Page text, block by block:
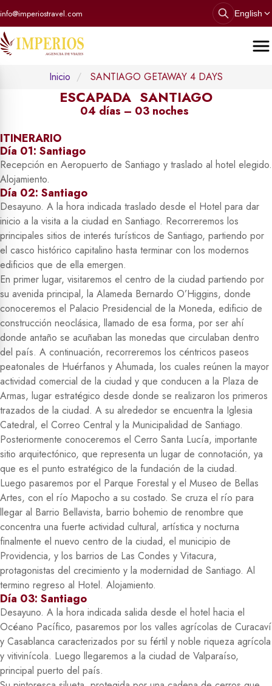
info@imperiostravel.com English
Inicio SANTIAGO GETAWAY 4 DAYS
ESCAPADA SANTIAGO
04 días – 03 noches
ITINERARIO
Día 01: Santiago
Recepción en Aeropuerto de Santiago y traslado al hotel elegido.
Alojamiento.
Día 02: Santiago
Desayuno. A la hora indicada traslado desde el Hotel para dar
inicio a la visita a la ciudad en Santiago. Recorreremos los
principales sitios de interés turísticos de Santiago, partiendo por
el casco histórico capitalino hasta terminar con los modernos
edificios que de ella emergen.
En primer lugar, visitaremos el centro de la ciudad partiendo por
su avenida principal, la Alameda Bernardo O’Higgins, donde
conoceremos el Palacio Presidencial de la Moneda, edificio de
construcción neoclásica, llamado de esa forma, por ser ahí
donde antaño se acuñaban las monedas que circulaban dentro
del país. A continuación, recorreremos los céntricos paseos
peatonales de Huérfanos y Ahumada, los cuales reúnen la mayor
actividad comercial de la ciudad y que conducen a la Plaza de
Armas, lugar estratégico desde donde se realizaron los primeros
trazados de la ciudad. A su alrededor se encuentra la Iglesia
Catedral, el Correo Central y la Municipalidad de Santiago.
Posteriormente conoceremos el Cerro Santa Lucía, importante
sitio arquitectónico, que representa un lugar de connotación, ya
que es el punto estratégico de la fundación de la ciudad.
Luego pasaremos por el Parque Forestal y el Museo de Bellas
Artes, con el río Mapocho a su costado. Se cruza el río para
llegar al Barrio Bellavista, barrio bohemio de renombre que
concentra una fuerte actividad cultural, artística y nocturna
finalmente el nuevo centro de la ciudad, el municipio de
Providencia, y los barrios de Las Condes y Vitacura,
protagonistas del crecimiento y la modernidad de Santiago. Al
termino regreso al Hotel. Alojamiento.
Día 03: Santiago
Desayuno. A la hora indicada salida desde el hotel hacia el
Océano Pacífico, pasaremos por los valles agrícolas de Curacaví
y Casablanca caracterizados por su fértil y noble riqueza agrícola
y vitivinícola. Luego llegaremos a la ciudad de Valparaíso,
principal puerto del país.